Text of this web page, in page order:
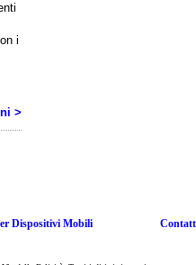
i
>
Dispositivi Mobili